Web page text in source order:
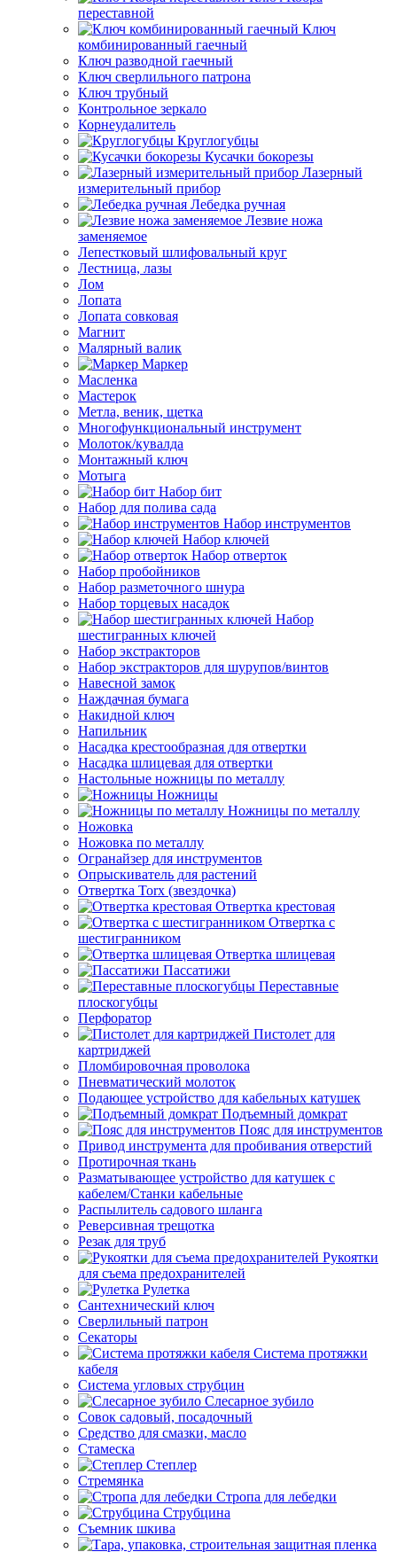
переставной
Ключ
комбинированный гаечный
Ключ разводной гаечный
Ключ сверлильного патрона
Ключ трубный
Контрольное зеркало
Корнеудалитель
Круглогубцы
Кусачки бокорезы
Лазерный
измерительный прибор
Лебедка ручная
Лезвие ножа
заменяемое
Лепестковый шлифовальный круг
Лестница, лазы
Лом
Лопата
Лопата совковая
Магнит
Малярный валик
Маркер
Масленка
Мастерок
Метла, веник, щетка
Многофункциональный инструмент
Молоток/кувалда
Монтажный ключ
Мотыга
Набор бит
Набор для полива сада
Набор инструментов
Набор ключей
Набор отверток
Набор пробойников
Набор разметочного шнура
Набор торцевых насадок
Набор
шестигранных ключей
Набор экстракторов
Набор экстракторов для шурупов/винтов
Навесной замок
Наждачная бумага
Накидной ключ
Напильник
Насадка крестообразная для отвертки
Насадка шлицевая для отвертки
Настольные ножницы по металлу
Ножницы
Ножницы по металлу
Ножовка
Ножовка по металлу
Огранайзер для инструментов
Опрыскиватель для растений
Отвертка Torx (звездочка)
Отвертка крестовая
Отвертка с
шестигранником
Отвертка шлицевая
Пассатижи
Переставные
плоскогубцы
Перфоратор
Пистолет для
картриджей
Пломбировочная проволока
Пневматический молоток
Подающее устройство для кабельных катушек
Подъемный домкрат
Пояс для инструментов
Привод инструмента для пробивания отверстий
Протирочная ткань
Разматывающее устройство для катушек с
кабелем/Станки кабельные
Распылитель садового шланга
Реверсивная трещотка
Резак для труб
Рукоятки
для съема предохранителей
Рулетка
Сантехнический ключ
Сверлильный патрон
Секаторы
Система протяжки
кабеля
Система угловых струбцин
Слесарное зубило
Совок садовый, посадочный
Средство для смазки, масло
Стамеска
Степлер
Стремянка
Стропа для лебедки
Струбцина
Съемник шкива